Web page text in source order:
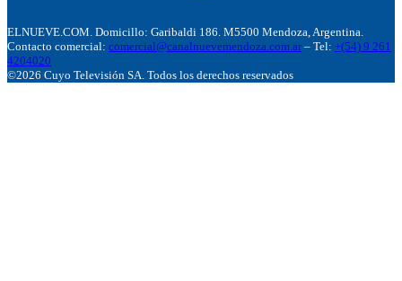
ELNUEVE.COM. Domicillo: Garibaldi 186. M5500 Mendoza, Argentina.
Contacto comercial: comercial@canalnuevemendoza.com.ar – Tel: +(54) 9 261
4204020
©2026 Cuyo Televisión SA. Todos los derechos reservados